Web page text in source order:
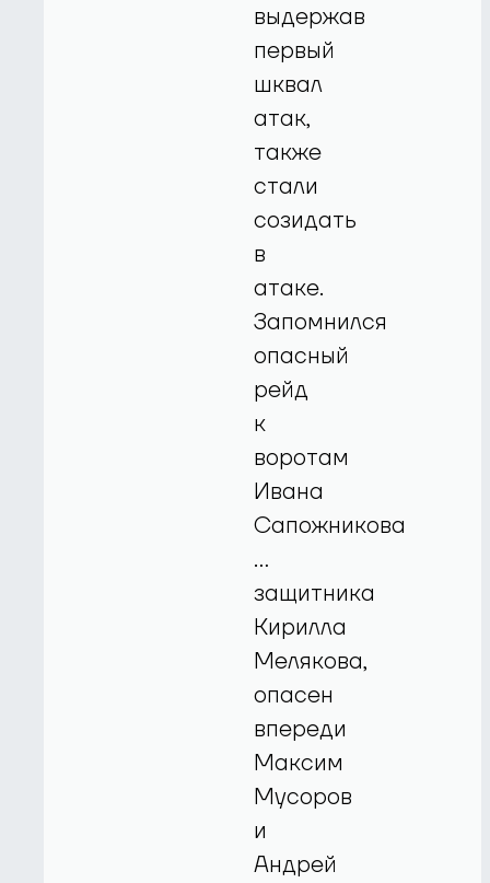
выдержав
первый
шквал
атак,
также
стали
созидать
в
атаке.
Запомнился
опасный
рейд
к
воротам
Ивана
Сапожникова
…
защитника
Кирилла
Мелякова,
опасен
впереди
Максим
Мусоров
и
Андрей